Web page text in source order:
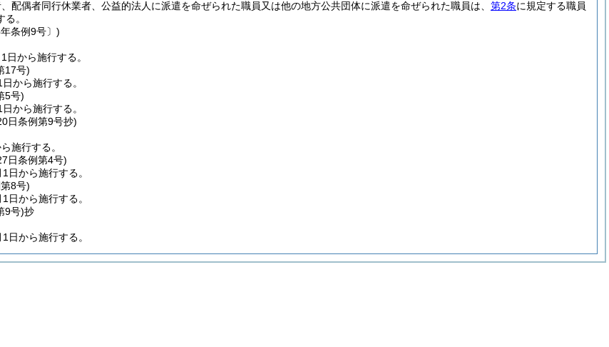
配偶者同行休業者、公益的法人に派遣を命ぜられた職員又は他の地方公共団体に派遣を命ぜられた職員は、 第2条に規定する職員
。
条例9号〕)
日から施行する。
17号)
から施行する。
5号)
から施行する。
日条例第9号抄)
施行する。
日条例第4号)
日から施行する。
8号)
日から施行する。
9号)抄
日から施行する。